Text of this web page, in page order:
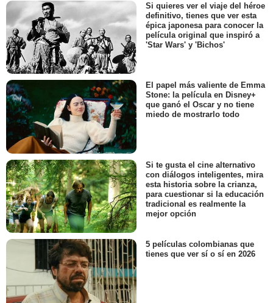
Si quieres ver el viaje del héroe
definitivo, tienes que ver esta
épica japonesa para conocer la
película original que inspiró a
'Star Wars' y 'Bichos'
El papel más valiente de Emma
Stone: la película en Disney+
que ganó el Oscar y no tiene
miedo de mostrarlo todo
Si te gusta el cine alternativo
con diálogos inteligentes, mira
esta historia sobre la crianza,
para cuestionar si la educación
tradicional es realmente la
mejor opción
5 películas colombianas que
tienes que ver sí o sí en 2026